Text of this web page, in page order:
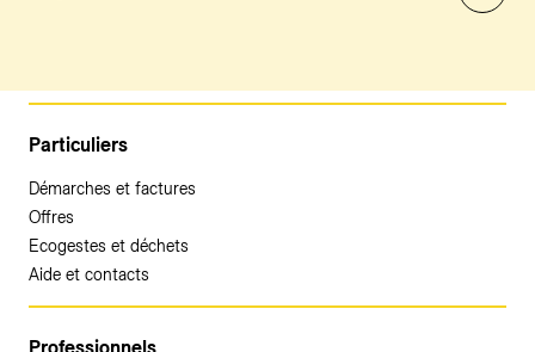
Particuliers
Démarches et factures
Offres
Ecogestes et déchets
Aide et contacts